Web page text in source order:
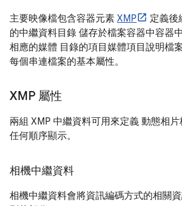
主要映像檔包含容器元素 XMP
定義後
的中繼資料目錄 儲存於檔案容器中容器
相應的媒體 目錄的項目媒體項目說明檔
每個串連檔案的基本屬性。
XMP 屬性
兩組 XMP 中繼資料可用來定義 動態相
任何順序顯示。
相機中繼資料
相機中繼資料會將資訊編碼方式的相關